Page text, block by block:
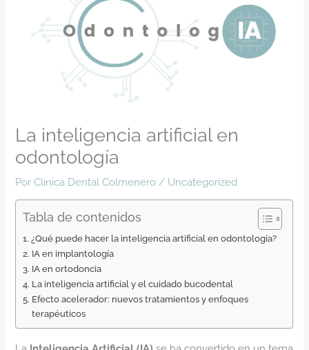
La inteligencia artificial en
odontología
PorClinica Dental Colmenero / Uncategorized
Tabla de contenidos
¿Qué puede hacer la inteligencia artificial en odontología?
IA en implantología
IA en ortodoncia
La inteligencia artificial y el cuidado bucodental
Efecto acelerador: nuevos tratamientos y enfoques
terapéuticos